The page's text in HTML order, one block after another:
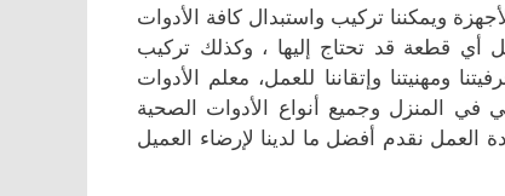
ويمكننا تركيب واستبدال كافة الأدوات
أي قطعة قد تحتاج إليها ، وكذلك تركيب
ومهنيتنا وإتقاننا للعمل، معلم الأدوات
المنزل وجميع أنواع الأدوات الصحية
نقدم أفضل ما لدينا لإرضاء العميل